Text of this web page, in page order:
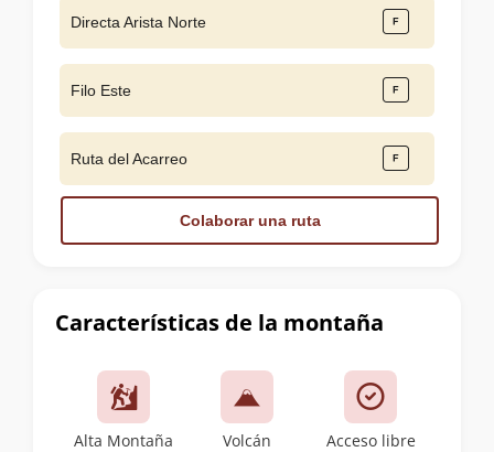
Características de la montaña
Alta Montaña Volcán Acceso libre
Directa Arista Norte
Filo Este
Ruta del Acarreo
Colaborar una ruta